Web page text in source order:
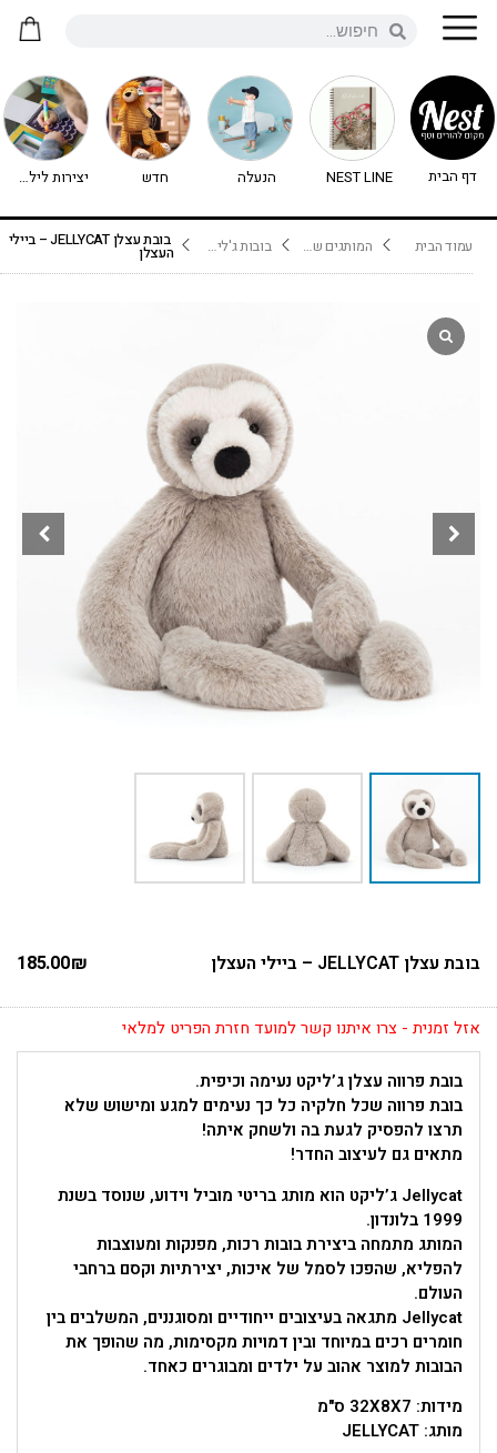
דף הבית NEST LINE הנעלה חדש יצירות לילדים - יצירה לילדים
עמוד הבית המותגים שלנו בובות ג'ליקט Jellycat בובת עצלן JELLYCAT – ביילי
העצלן
בובת עצלן JELLYCAT – ביילי העצלן 185.00₪
אזל זמנית - צרו איתנו קשר למועד חזרת הפריט למלאי
בובת פרווה עצלן ג’ליקט נעימה וכיפית.
בובת פרווה שכל חלקיה כל כך נעימים למגע ומישוש שלא
תרצו להפסיק לגעת בה ולשחק איתה!
מתאים גם לעיצוב החדר!
Jellycat ג’ליקט הוא מותג בריטי מוביל וידוע, שנוסד בשנת
1999 בלונדון.
המותג מתמחה ביצירת בובות רכות, מפנקות ומעוצבות
להפליא, שהפכו לסמל של איכות, יצירתיות וקסם ברחבי
העולם.
Jellycat מתגאה בעיצובים ייחודיים ומסוגננים, המשלבים בין
חומרים רכים במיוחד ובין דמויות מקסימות, מה שהופך את
הבובות למוצר אהוב על ילדים ומבוגרים כאחד.
מידות: 32X8X7 ס"מ
מותג: JELLYCAT